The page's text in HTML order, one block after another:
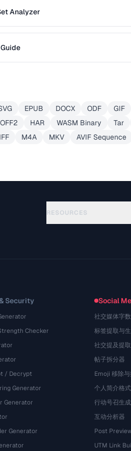
Analyzer
EPUB DOCX ODF GIF
HAR WASM Binary Tar
M4A MKV AVIF Sequence
RESOURCES
Security
Checker
/ Decrypt
Generator
Generator
Generator
Social
社交媒体字
标签提取与
社交提及提
帖子拆分器
Emoji 移除
个人简介格
行动号召生
互动分析器
Post
UTM Link